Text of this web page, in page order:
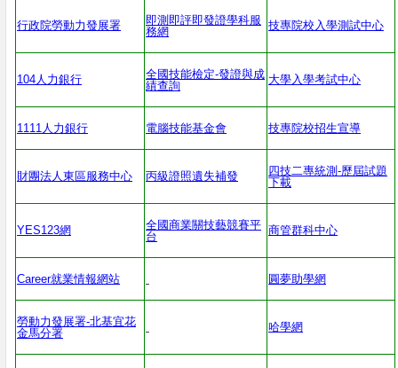
行政院勞動力發展署
即測即評即發證學科服
務網
技專院校入學測試中心
104人力銀行 全國技能檢定-發證與成
績查詢
大學入學考試中心
1111人力銀行 電腦技能基金會 技專院校招生宣導
財團法人東區服務中心 丙級證照遺失補發 四技二專統測 -歷屆試題
下載
YES123網
全國商業關技藝競賽平
台
商管群科中心
Career就業情報網站 圓夢助學網
勞動力發展署-北基宜花
金馬分署
哈學網